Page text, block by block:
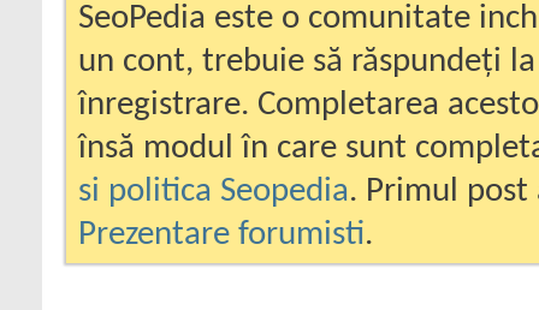
SeoPedia este o comunitate
un cont, trebuie să răspundeți
înregistrare. Completarea
însă modul în care sunt
si politica Seopedia. Primul
Prezentare forumisti.